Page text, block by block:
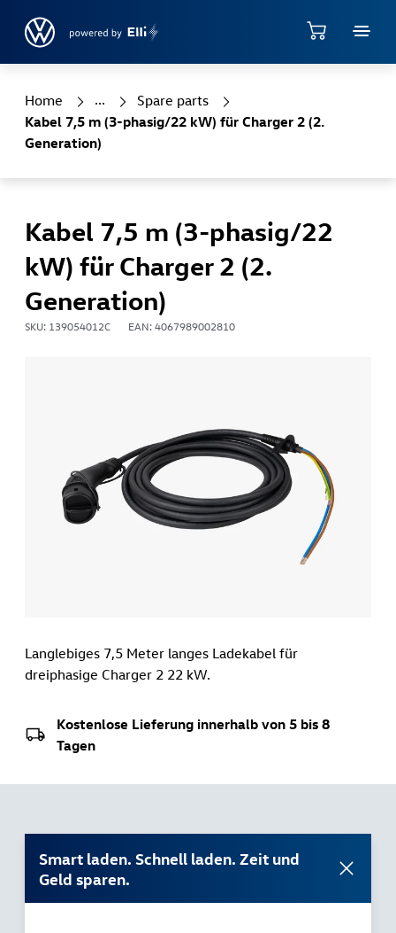
Home Shop Spare parts
Kabel 7,5 m (3-phasig/22 kW) für Charger 2 (2.
Generation)
Kabel 7,5 m (3-phasig/22
kW) für Charger 2 (2.
Generation)
SKU: 139054012C EAN: 4067989002810
Langlebiges 7,5 Meter langes Ladekabel für
dreiphasige Charger 2 22 kW.
Kostenlose Lieferung innerhalb von 5 bis 8
Tagen
Smart laden. Schnell laden. Zeit und
Geld sparen.